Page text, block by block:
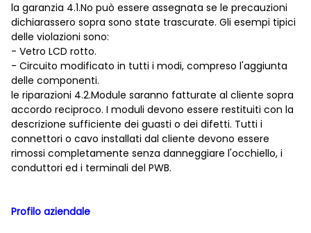
la garanzia 4.1.No può essere assegnata se le precauzioni
dichiarassero sopra sono state trascurate. Gli esempi tipici
delle violazioni sono:
- Vetro LCD rotto.
- Circuito modificato in tutti i modi, compreso l'aggiunta
delle componenti.
le riparazioni 4.2.Module saranno fatturate al cliente sopra
accordo reciproco. I moduli devono essere restituiti con la
descrizione sufficiente dei guasti o dei difetti. Tutti i
connettori o cavo installati dal cliente devono essere
rimossi completamente senza danneggiare l'occhiello, i
conduttori ed i terminali del PWB.
Profilo aziendale